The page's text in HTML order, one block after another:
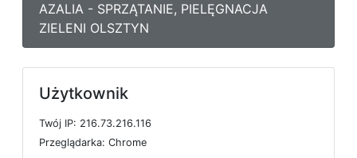
AZALIA - SPRZĄTANIE, PIELĘGNACJA
ZIELENI OLSZTYN
Użytkownik
Twój IP: 216.73.216.116
Przeglądarka: Chrome